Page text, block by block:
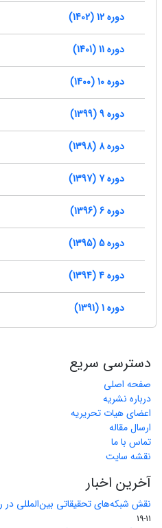
دوره 12 (1402)
دوره 11 (1401)
دوره 10 (1400)
دوره 9 (1399)
دوره 8 (1398)
دوره 7 (1397)
دوره 6 (1396)
دوره 5 (1395)
دوره 4 (1394)
دوره 1 (1391)
دسترسی سریع
صفحه اصلی
درباره نشریه
اعضای هیات تحریریه
ارسال مقاله
تماس با ما
نقشه سایت
آخرین اخبار
نقش شبکه‌های تحقیقاتی بین‌المللی در
11-19